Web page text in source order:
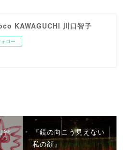
KAWAGUCHI 川口智子
ォロー
智
『鏡の向こう見えない
私の顔』